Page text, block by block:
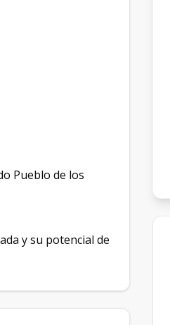
Pueblo de los
y su potencial de